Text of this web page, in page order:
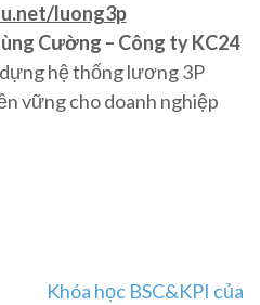
luong3p
Cường – Công ty KC24
hệ thống lương 3P
vững cho doanh nghiệp
Khóa học BSC&KPI của